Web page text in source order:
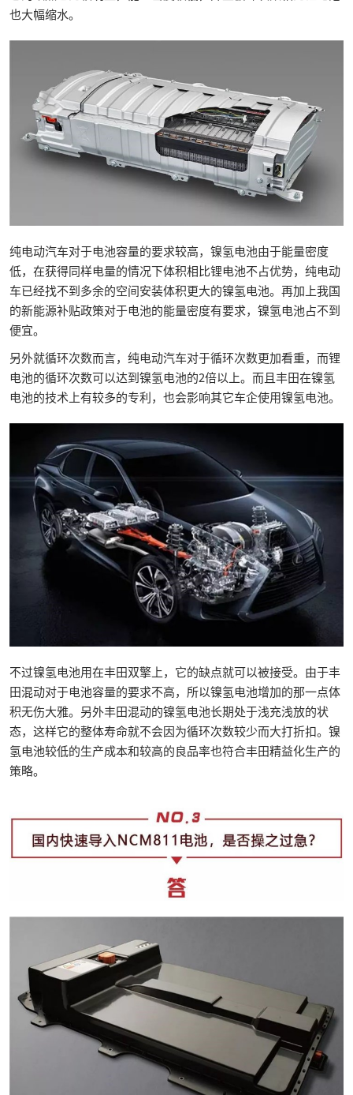
也大幅缩水。
纯电动汽车对于电池容量的要求较高，镍氢电池由于能量密度
低，在获得同样电量的情况下体积相比锂电池不占优势，纯电动
车已经找不到多余的空间安装体积更大的镍氢电池。再加上我国
的新能源补贴政策对于电池的能量密度有要求，镍氢电池占不到
便宜。
另外就循环次数而言，纯电动汽车对于循环次数更加看重，而锂
电池的循环次数可以达到镍氢电池的2倍以上。而且丰田在镍氢
电池的技术上有较多的专利，也会影响其它车企使用镍氢电池。
不过镍氢电池用在丰田双擎上，它的缺点就可以被接受。由于丰
田混动对于电池容量的要求不高，所以镍氢电池增加的那一点体
积无伤大雅。另外丰田混动的镍氢电池长期处于浅充浅放的状
态，这样它的整体寿命就不会因为循环次数较少而大打折扣。镍
氢电池较低的生产成本和较高的良品率也符合丰田精益化生产的
策略。